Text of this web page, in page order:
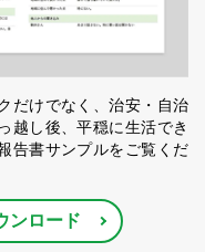
だけでなく、治安・自治
越し後、平穏に生活でき
告書サンプルをご覧くだ
ンロード